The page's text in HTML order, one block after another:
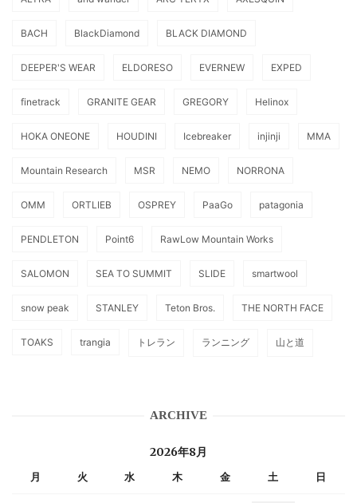
BACH BlackDiamond BLACK DIAMOND
DEEPER'S WEAR ELDORESO EVERNEW EXPED
finetrack GRANITE GEAR GREGORY Helinox
HOKA ONEONE HOUDINI Icebreaker injinji MMA
Mountain Research MSR NEMO NORRONA
OMM ORTLIEB OSPREY PaaGo patagonia
PENDLETON Point6 RawLow Mountain Works
SALOMON SEA TO SUMMIT SLIDE smartwool
snow peak STANLEY Teton Bros. THE NORTH FACE
TOAKS trangia トレラン ランニング 山と道
ARCHIVE
2026年8月
月 火 水 木 金 土 日